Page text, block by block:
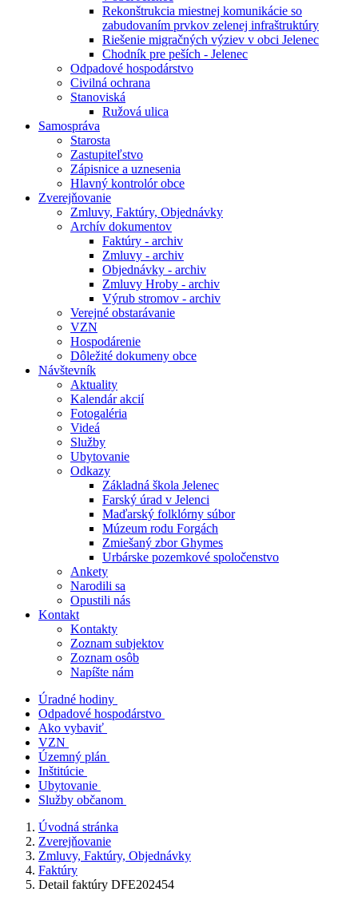
Rekonštrukcia miestnej komunikácie so
zabudovaním prvkov zelenej infraštruktúry
Riešenie migračných výziev v obci Jelenec
Chodník pre peších - Jelenec
Odpadové hospodárstvo
Civilná ochrana
Stanoviská
Ružová ulica
Samospráva
Starosta
Zastupiteľstvo
Zápisnice a uznesenia
Hlavný kontrolór obce
Zverejňovanie
Zmluvy, Faktúry, Objednávky
Archív dokumentov
Faktúry - archiv
Zmluvy - archiv
Objednávky - archiv
Zmluvy Hroby - archiv
Výrub stromov - archiv
Verejné obstarávanie
VZN
Hospodárenie
Dôležité dokumeny obce
Návštevník
Aktuality
Kalendár akcií
Fotogaléria
Videá
Služby
Ubytovanie
Odkazy
Základná škola Jelenec
Farský úrad v Jelenci
Maďarský folklórny súbor
Múzeum rodu Forgách
Zmiešaný zbor Ghymes
Urbárske pozemkové spoločenstvo
Ankety
Narodili sa
Opustili nás
Kontakt
Kontakty
Zoznam subjektov
Zoznam osôb
Napíšte nám
Úradné hodiny
Odpadové hospodárstvo
Ako vybaviť
VZN
Územný plán
Inštitúcie
Ubytovanie
Služby občanom
Úvodná stránka
Zverejňovanie
Zmluvy, Faktúry, Objednávky
Faktúry
Detail faktúry DFE202454